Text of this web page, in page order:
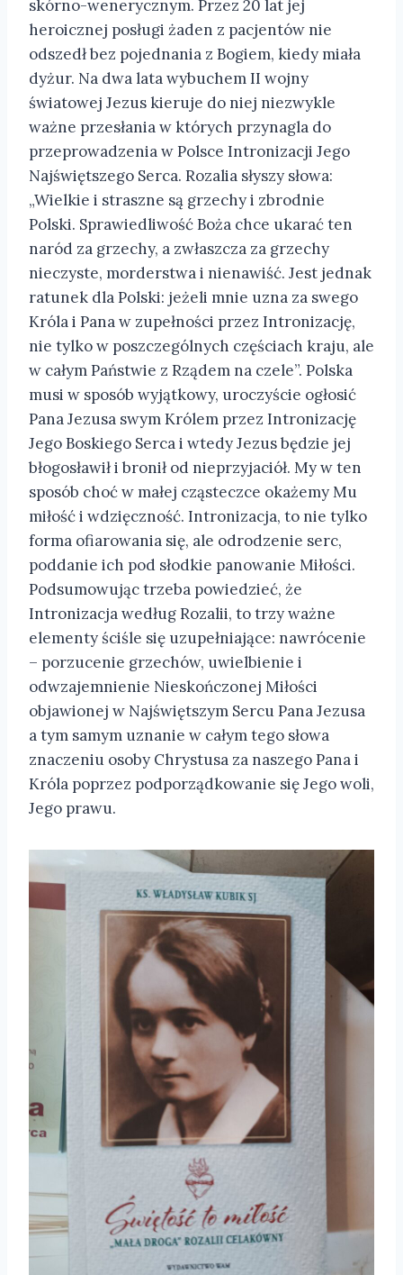
skórno-wenerycznym. Przez 20 lat jej
heroicznej posługi żaden z pacjentów nie
odszedł bez pojednania z Bogiem, kiedy miała
dyżur. Na dwa lata wybuchem II wojny
światowej Jezus kieruje do niej niezwykle
ważne przesłania w których przynagla do
przeprowadzenia w Polsce Intronizacji Jego
Najświętszego Serca. Rozalia słyszy słowa:
„Wielkie i straszne są grzechy i zbrodnie
Polski. Sprawiedliwość Boża chce ukarać ten
naród za grzechy, a zwłaszcza za grzechy
nieczyste, morderstwa i nienawiść. Jest jednak
ratunek dla Polski: jeżeli mnie uzna za swego
Króla i Pana w zupełności przez Intronizację,
nie tylko w poszczególnych częściach kraju, ale
w całym Państwie z Rządem na czele”. Polska
musi w sposób wyjątkowy, uroczyście ogłosić
Pana Jezusa swym Królem przez Intronizację
Jego Boskiego Serca i wtedy Jezus będzie jej
błogosławił i bronił od nieprzyjaciół. My w ten
sposób choć w małej cząsteczce okażemy Mu
miłość i wdzięczność. Intronizacja, to nie tylko
forma ofiarowania się, ale odrodzenie serc,
poddanie ich pod słodkie panowanie Miłości.
Podsumowując trzeba powiedzieć, że
Intronizacja według Rozalii, to trzy ważne
elementy ściśle się uzupełniające: nawrócenie
– porzucenie grzechów, uwielbienie i
odwzajemnienie Nieskończonej Miłości
objawionej w Najświętszym Sercu Pana Jezusa
a tym samym uznanie w całym tego słowa
znaczeniu osoby Chrystusa za naszego Pana i
Króla poprzez podporządkowanie się Jego woli,
Jego prawu.